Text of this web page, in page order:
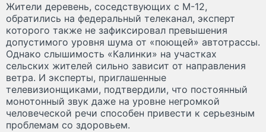
Жители деревень, соседствующих с М-12,
обратились на федеральный телеканал, эксперт
которого также не зафиксировал превышения
допустимого уровня шума от «поющей» автотрассы.
Однако слышимость «Калинки» на участках
сельских жителей сильно зависит от направления
ветра. И эксперты, приглашенные
телевизионщиками, подтвердили, что постоянный
монотонный звук даже на уровне негромкой
человеческой речи способен привести к серьезным
проблемам со здоровьем.